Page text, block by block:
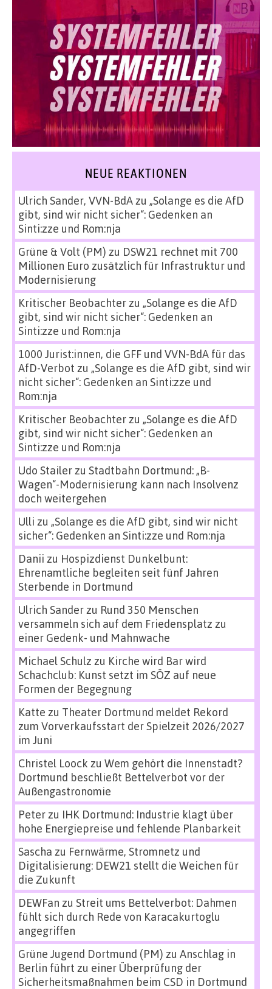
NEUE REAKTIONEN
Ulrich Sander, VVN-BdAzu „Solange es die AfD
gibt, sind wir nicht sicher“: Gedenken an
Sinti:zze und Rom:nja
Grüne & Volt (PM) zu DSW21 rechnet mit 700
Millionen Euro zusätzlich für Infrastruktur und
Modernisierung
Kritischer Beobachterzu „Solange es die AfD
gibt, sind wir nicht sicher“: Gedenken an
Sinti:zze und Rom:nja
1000 Jurist:innen, die GFF und VVN-BdA für das
AfD-Verbot zu „Solange es die AfD gibt, sind wir
nicht sicher“: Gedenken an Sinti:zze und
Rom:nja
Kritischer Beobachterzu „Solange es die AfD
gibt, sind wir nicht sicher“: Gedenken an
Sinti:zze und Rom:nja
Udo Stailerzu Stadtbahn Dortmund: „B-
Wagen“-Modernisierung kann nach Insolvenz
doch weitergehen
Ulli zu „Solange es die AfD gibt, sind wir nicht
sicher“: Gedenken an Sinti:zze und Rom:nja
Danii zu Hospizdienst Dunkelbunt:
Ehrenamtliche begleiten seit fünf Jahren
Sterbende in Dortmund
Ulrich Sanderzu Rund 350 Menschen
versammeln sich auf dem Friedensplatz zu
einer Gedenk- und Mahnwache
Michael Schulz zu Kirche wird Bar wird
Schachclub: Kunst setzt im SÖZ auf neue
Formen der Begegnung
Katte zu Theater Dortmund meldet Rekord
zum Vorverkaufsstart der Spielzeit 2026/2027
im Juni
Christel Loock zu Wem gehört die Innenstadt?
Dortmund beschließt Bettelverbot vor der
Außengastronomie
Peterzu IHK Dortmund: Industrie klagt über
hohe Energiepreise und fehlende Planbarkeit
Sascha zu Fernwärme, Stromnetz und
Digitalisierung: DEW21 stellt die Weichen für
die Zukunft
DEWFan zu Streit ums Bettelverbot: Dahmen
fühlt sich durch Rede von Karacakurtoglu
angegriffen
Grüne Jugend Dortmund (PM) zu Anschlag in
Berlin führt zu einer Überprüfung der
Sicherheitsmaßnahmen beim CSD in Dortmund